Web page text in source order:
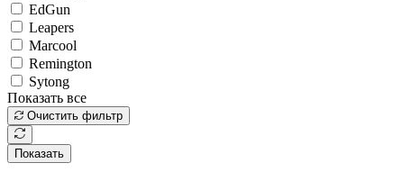
EdGun
Leapers
Marcool
Remington
Sytong
Показать все
Очистить фильтр
Показать